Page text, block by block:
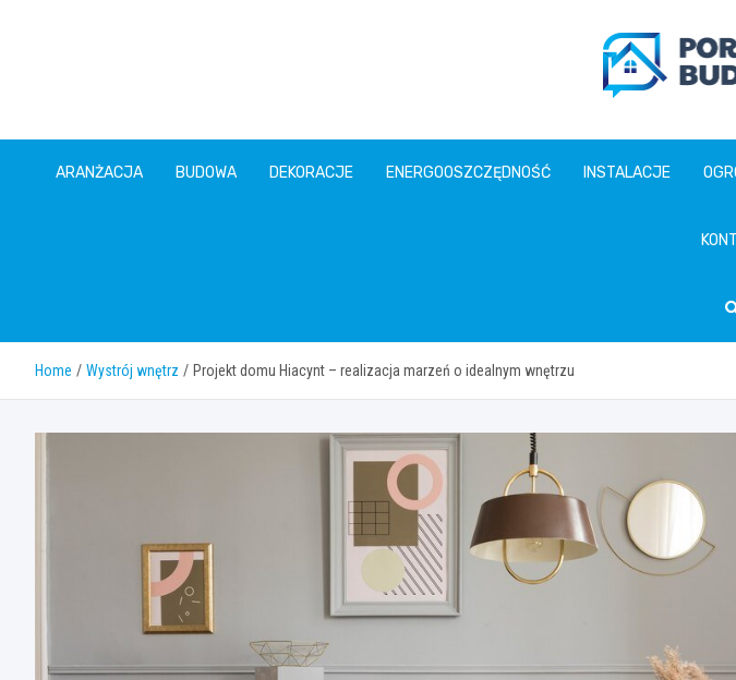
ARANŻACJA BUDOWA DEKORACJE ENERGOOSZCZĘDNOŚĆ INSTALACJE
Home Wystrój wnętrz Projekt domu Hiacynt – realizacja marzeń o idealnym wnętrzu